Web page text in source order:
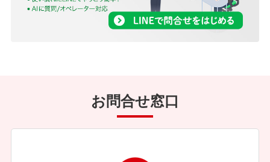
お問合せ窓口